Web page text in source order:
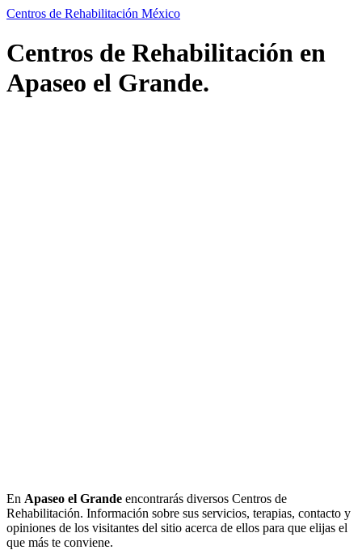
Centros de Rehabilitación México
Centros de Rehabilitación en
Apaseo el Grande.
En Apaseo el Grande encontrarás diversos Centros de
Rehabilitación. Información sobre sus servicios, terapias, contacto y
opiniones de los visitantes del sitio acerca de ellos para que elijas el
que más te conviene.